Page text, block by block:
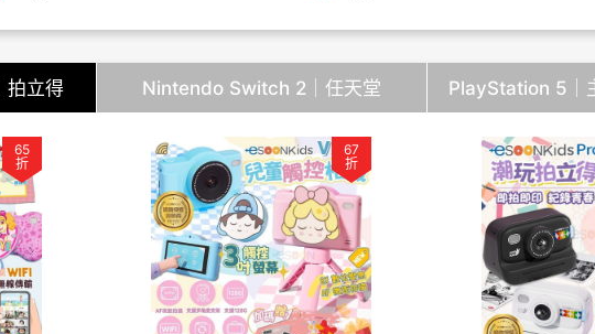
拍立得 Nintendo Switch 2｜任天堂 PlayStation 5｜
65
折
67
折